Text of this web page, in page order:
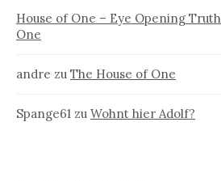
House of One – Eye Opening Truth
One
andre zu The House of One
Spange61 zu Wohnt hier Adolf?